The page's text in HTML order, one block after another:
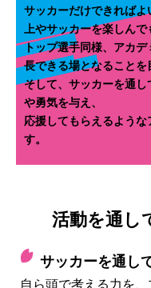
サッカーだけできれば
上やサッカーを楽しん
トップ選手同様、アカ
長できる場となることを
そして、サッカーを通
や勇気を与え、
応援してもらえるよう
す。
活動を通し
サッカーを通し
自ら頭で考える力を